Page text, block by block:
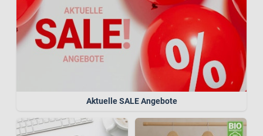
Aktuelle SALE Angebote